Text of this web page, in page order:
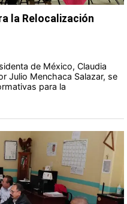
la Relocalización
de México, Claudia
Julio Menchaca Salazar, se
para la